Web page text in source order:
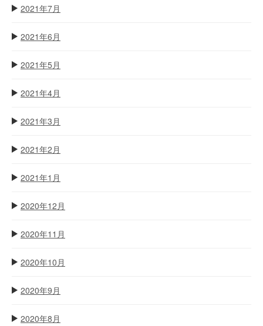
2021年7月
2021年6月
2021年5月
2021年4月
2021年3月
2021年2月
2021年1月
2020年12月
2020年11月
2020年10月
2020年9月
2020年8月